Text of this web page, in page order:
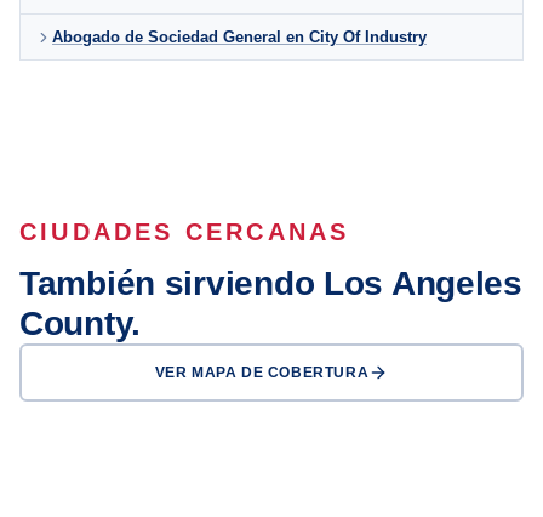
Abogado de Sociedad General en City Of Industry
CIUDADES CERCANAS
También sirviendo Los Angeles
County.
VER MAPA DE COBERTURA